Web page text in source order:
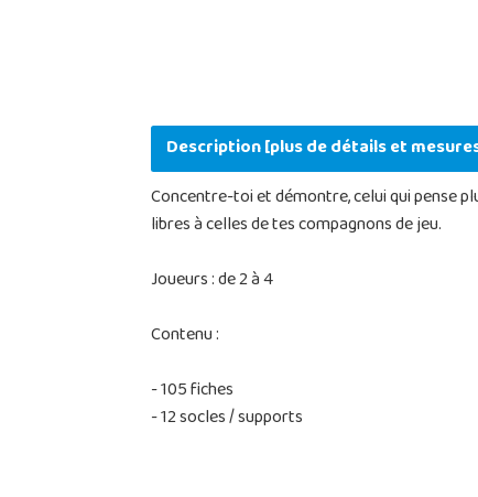
Description [plus de détails et
Concentre-toi et démontre, celui qui pense
libres à celles de tes compagnons de jeu.
Joueurs : de 2 à 4
Contenu :
- 105 fiches
- 12 socles / supports